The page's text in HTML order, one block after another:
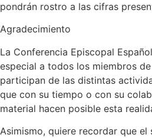
pondrán rostro a las cifras
Agradecimiento
La Conferencia Episcopal
especial a todos los miembros
participan de las distintas
que con su tiempo o con su
material hacen posible esta
Asimismo, quiere recordar que el